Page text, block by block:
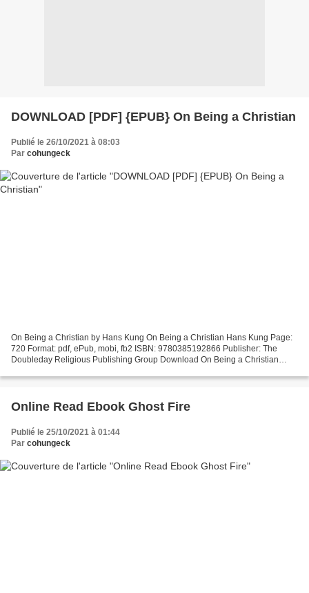
DOWNLOAD [PDF] {EPUB} On Being a Christian
Publié le 26/10/2021 à 08:03
Par cohungeck
On Being a Christian by Hans Kung On Being a Christian Hans Kung Page:
720 Format: pdf, ePub, mobi, fb2 ISBN: 9780385192866 Publisher: The
Doubleday Religious Publishing Group Download On Being a Christian
Online Read Ebook Ghost Fire
Publié le 25/10/2021 à 01:44
Par cohungeck